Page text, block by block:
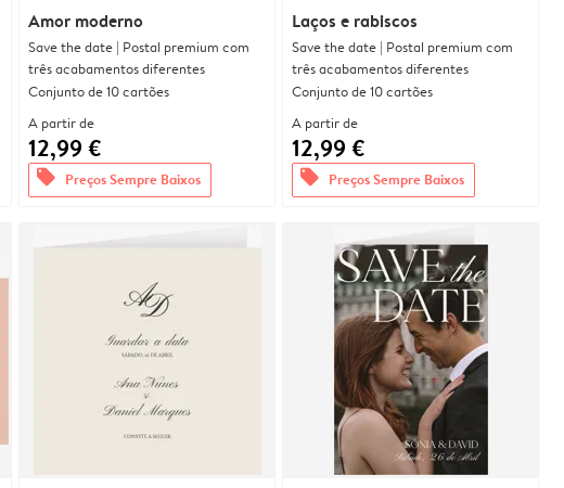
Amor moderno
Save the date | Postal premium com
três acabamentos diferentes
Conjunto de 10 cartões
A partir de
12,99 €
offers Preços Sempre Baixos
Laços e rabiscos
Save the date | Postal premium com
três acabamentos diferentes
Conjunto de 10 cartões
A partir de
12,99 €
offers Preços Sempre Baixos